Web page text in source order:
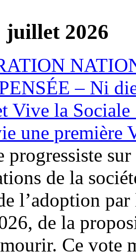
juillet 2026
une première
progressiste
de la
l’adoption par
de la
Ce vote